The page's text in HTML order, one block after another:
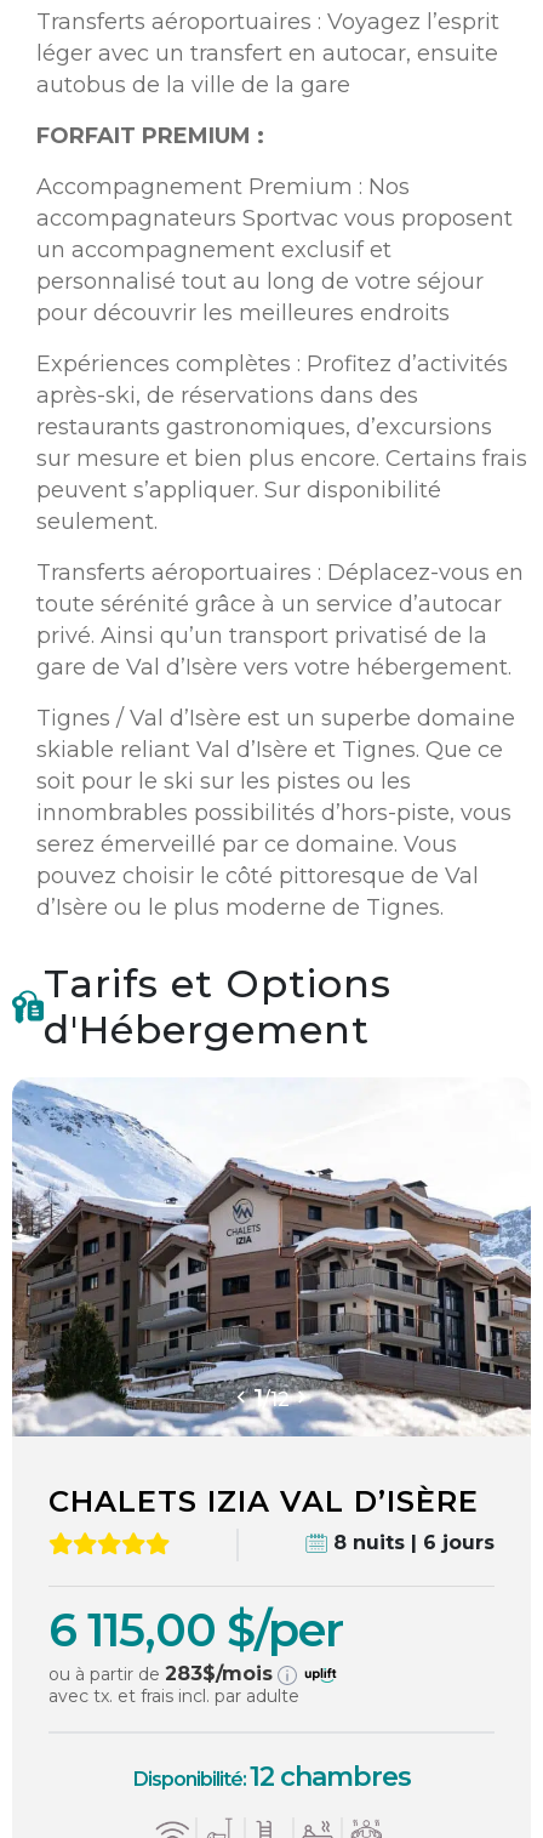
Transferts aéroportuaires : Voyagez l’esprit
léger avec un transfert en autocar, ensuite
autobus de la ville de la gare
FORFAIT PREMIUM :
Accompagnement Premium : Nos
accompagnateurs Sportvac vous proposent
un accompagnement exclusif et
personnalisé tout au long de votre séjour
pour découvrir les meilleures endroits
Expériences complètes : Profitez d’activités
après-ski, de réservations dans des
restaurants gastronomiques, d’excursions
sur mesure et bien plus encore. Certains frais
peuvent s’appliquer. Sur disponibilité
seulement.
Transferts aéroportuaires : Déplacez-vous en
toute sérénité grâce à un service d’autocar
privé. Ainsi qu’un transport privatisé de la
gare de Val d’Isère vers votre hébergement.
Tignes / Val d’Isère est un superbe domaine
skiable reliant Val d’Isère et Tignes. Que ce
soit pour le ski sur les pistes ou les
innombrables possibilités d’hors-piste, vous
serez émerveillé par ce domaine. Vous
pouvez choisir le côté pittoresque de Val
d’Isère ou le plus moderne de Tignes.
Tarifs et Options
d'Hébergement
1/12
CHALETS IZIA VAL D’ISÈRE
8 nuits | 6 jours
6 115,00 $/per
ou à partir de 283$/mois
avec tx. et frais incl. par adulte
Disponibilité:12 chambres